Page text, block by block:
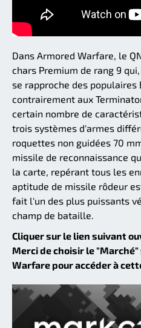
Dans Armored Warfare, le
chars Premium de rang 9
se rapproche des populaires
contrairement aux
certain nombre de
trois systèmes d'armes
roquettes non guidées 70
missile de reconnaissance
la carte, repérant tous les
aptitude de missile rôdeur
fait l'un des plus puissants
champ de bataille.
Cliquer sur le lien suivant
Merci de choisir le
Warfare pour accéder à